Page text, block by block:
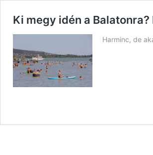
Ki megy idén a
Harminc, de